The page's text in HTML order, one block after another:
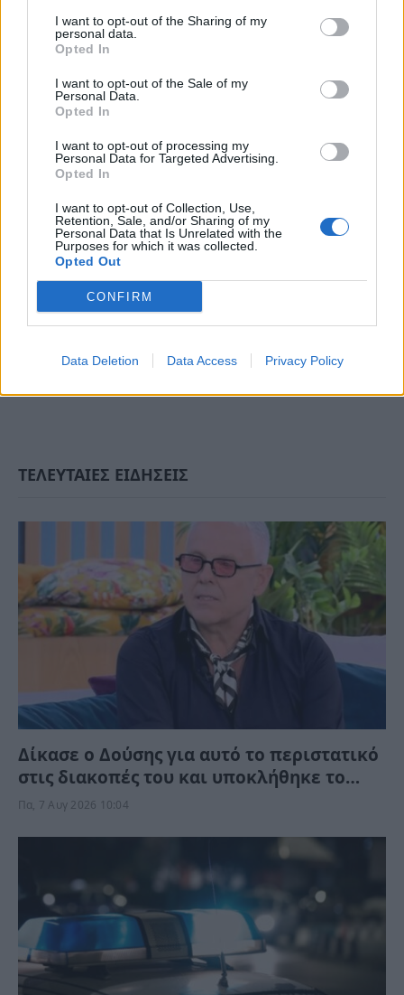
I want to opt-out of the Sharing of my
personal data.
Opted In
I want to opt-out of the Sale of my
Personal Data.
Opted In
I want to opt-out of processing my
Personal Data for Targeted Advertising.
Opted In
I want to opt-out of Collection, Use,
Retention, Sale, and/or Sharing of my
Personal Data that Is Unrelated with the
Purposes for which it was collected.
Opted Out
CONFIRM
Data Deletion Data Access Privacy Policy
Είμαστε και στο Google News:
ΤΕΛΕΥΤΑΙΕΣ ΕΙΔΗΣΕΙΣ
Δίκασε ο Δούσης για αυτό το περιστατικό
στις διακοπές του και υποκλήθηκε το
ίντερνετ – “Θέλεις να κάνεις την παραλία
Πα, 7 Αυγ 2026 10:04